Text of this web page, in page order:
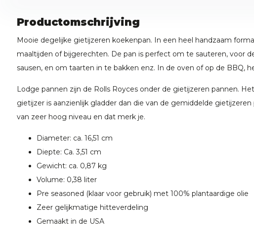
Productomschrijving
Mooie degelijke gietijzeren koekenpan. In een heel handzaam
maaltijden of bijgerechten. De pan is perfect om te sauteren, voor
sausen, en om taarten in te bakken enz. In de oven of op de BBQ,
Lodge pannen zijn de Rolls Royces onder de gietijzeren pannen.
gietijzer is aanzienlijk gladder dan die van de gemiddelde gietijzeren
van zeer hoog niveau en dat merk je.
Diameter: ca. 16,51 cm
Diepte: Ca. 3,51 cm
Gewicht: ca. 0,87 kg
Volume: 0,38 liter
Pre seasoned (klaar voor gebruik) met 100% plantaardige olie
Zeer gelijkmatige hitteverdeling
Gemaakt in de USA